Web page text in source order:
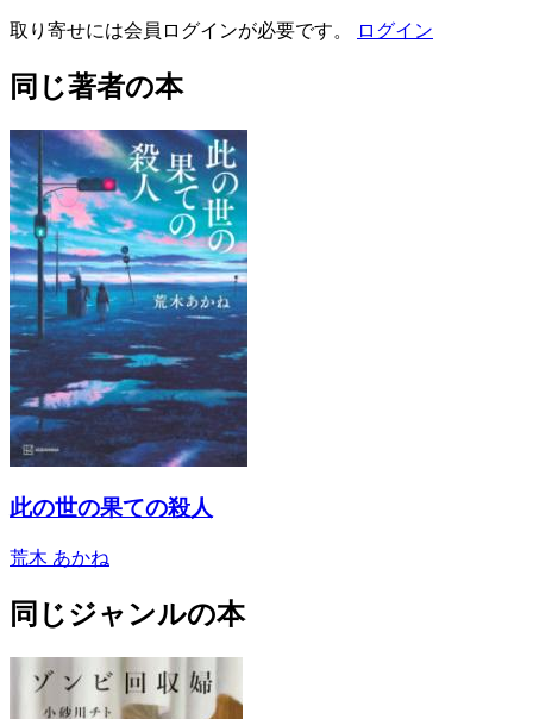
取り寄せには会員ログインが必要です。 ログイン
同じ著者の本
此の世の果ての殺人
荒木 あかね
同じジャンルの本